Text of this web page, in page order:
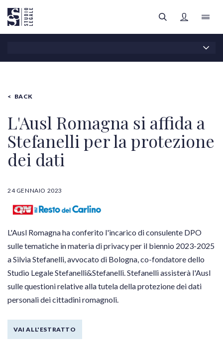
APPROFONDIMENTI
Tutte le categorie
Tutti gli autori
BACK
L'Ausl Romagna si affida a
Stefanelli per la protezione
dei dati
24 GENNAIO 2023
L'Ausl Romagna ha conferito l'incarico di consulente DPO
sulle tematiche in materia di privacy per il biennio 2023-2025
a Silvia Stefanelli, avvocato di Bologna, co-fondatore dello
Studio Legale Stefanelli&Stefanelli. Stefanelli assisterà l'Ausl
sulle questioni relative alla tutela della protezione dei dati
personali dei cittadini romagnoli.
VAI ALL'ESTRATTO